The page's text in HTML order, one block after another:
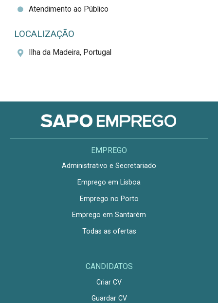
Atendimento ao Público
LOCALIZAÇÃO
Ilha da Madeira, Portugal
EMPREGO
Administrativo e Secretariado
Emprego em Lisboa
Emprego no Porto
Emprego em Santarém
Todas as ofertas
CANDIDATOS
Criar CV
Guardar CV